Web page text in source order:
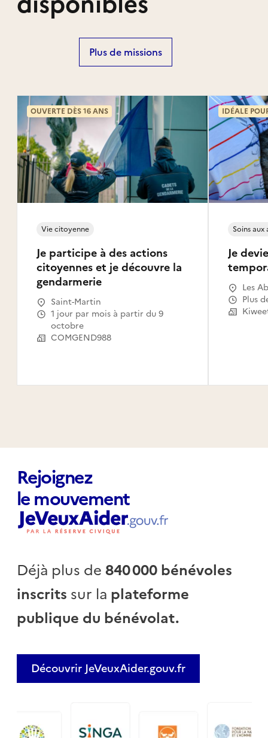
Plus de missions
Je participe à des actions
citoyennes et je découvre la
gendarmerie
Vie citoyenne
Saint-Martin
1 jour par mois à partir du 9
octobre
COMGEND988
OUVERTE DÈS 16 ANS
Je
Soins aux
Les
Le
Plus
IDÉALE
Rejoignez
le mouvement
Déjà plus de840 000 bénévoles
inscrits sur la plateforme
publique du bénévolat.
Découvrir JeVeuxAider.gouv.fr